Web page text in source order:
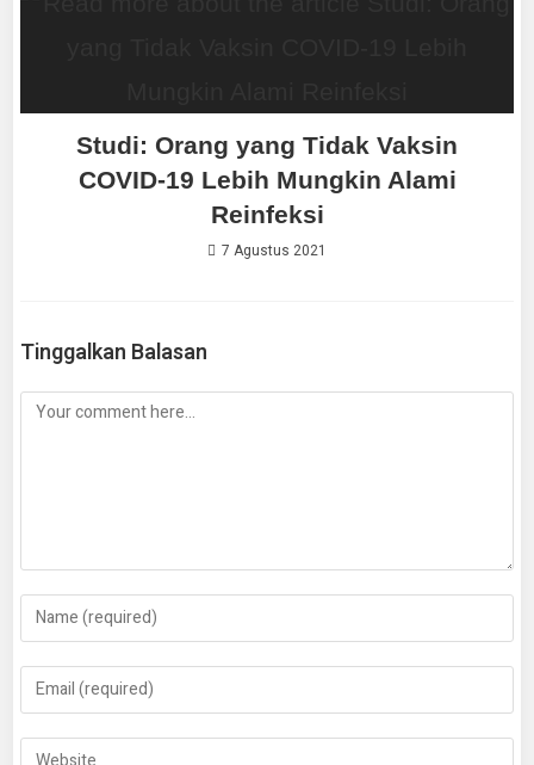
Studi: Orang yang Tidak Vaksin
COVID-19 Lebih Mungkin Alami
Reinfeksi
7 Agustus 2021
Tinggalkan Balasan